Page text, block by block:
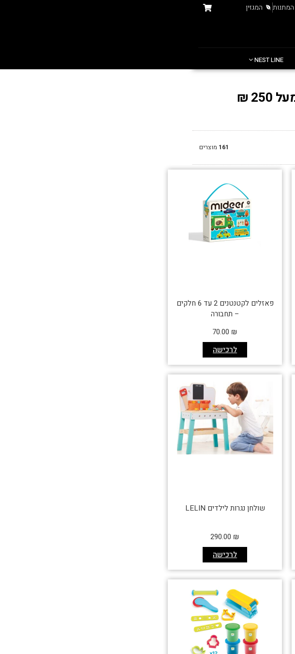
המגזין
NEST LINE
₪
161 מוצרים
פאזלים לקטנטנים 2 עד 6 חלקים
– תחבורה
לרכישה
70.00 ₪
שולחן נגרות לילדים LELIN
לרכישה
290.00 ₪